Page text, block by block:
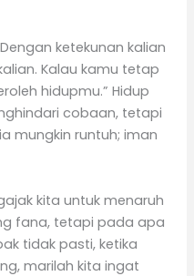
ketekunan kalian
Kalau kamu tetap
hidupmu.” Hidup
cobaan, tetapi
mungkin runtuh; iman
kita untuk menaruh
fana, tetapi pada apa
tidak pasti, ketika
marilah kita ingat